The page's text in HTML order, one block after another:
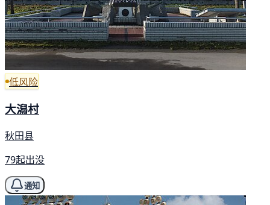
低风险
大潟村
秋田县
79起出没
通知